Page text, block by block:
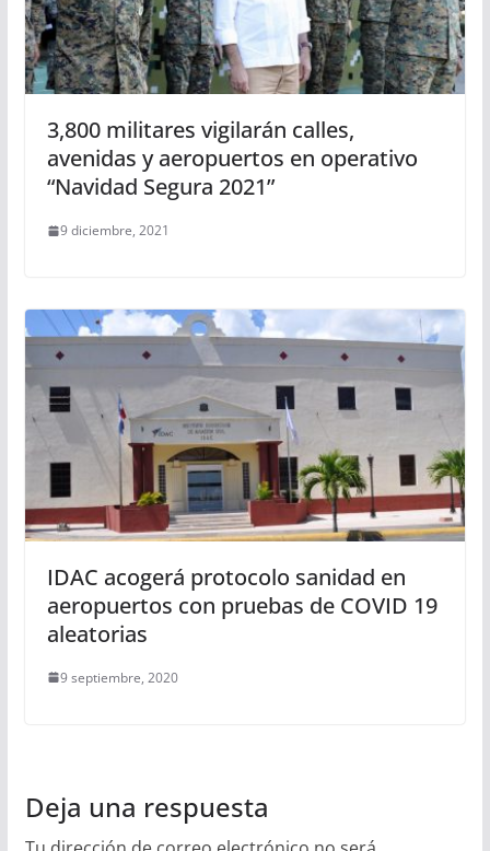
3,800 militares vigilarán calles,
avenidas y aeropuertos en operativo
“Navidad Segura 2021”
9 diciembre, 2021
IDAC acogerá protocolo sanidad en
aeropuertos con pruebas de COVID 19
aleatorias
9 septiembre, 2020
Deja una respuesta